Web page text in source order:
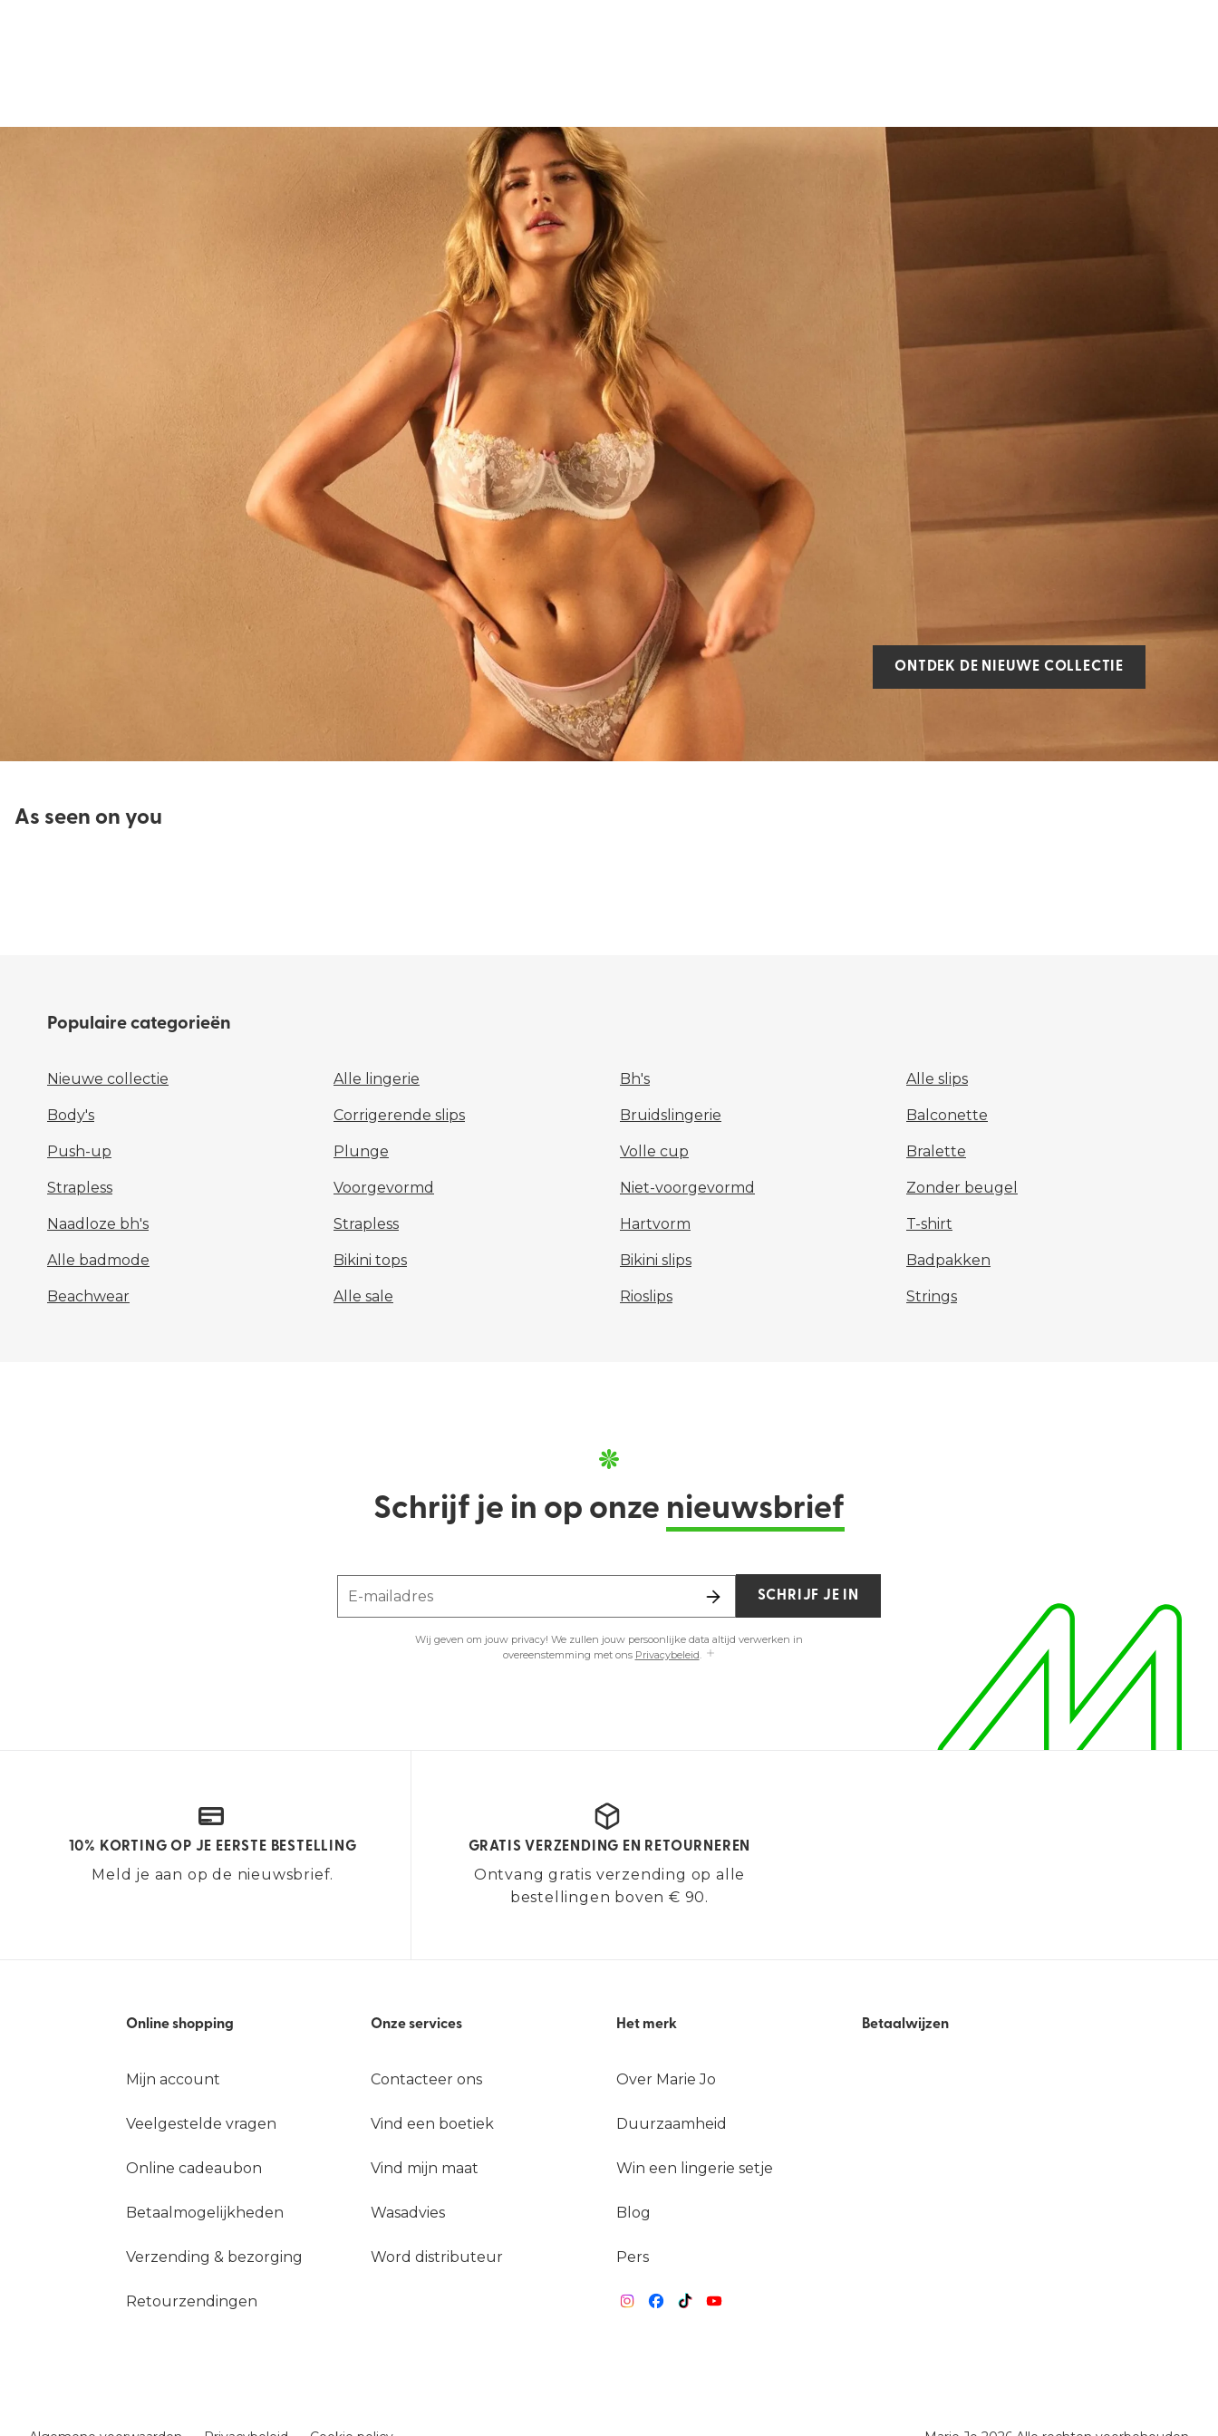
ONTDEK DE NIEUWE COLLECTIE
As seen on you
Populaire categorieën
Nieuwe collectie Alle lingerie Bh's Alle slips
Body's Corrigerende slips Bruidslingerie Balconette
Push-up Plunge Volle cup Bralette
Strapless Voorgevormd Niet-voorgevormd Zonder beugel
Naadloze bh's Strapless Hartvorm T-shirt
Alle badmode Bikini tops Bikini slips Badpakken
Beachwear Alle sale Rioslips Strings
Schrijf je in op onze nieuwsbrief
E-mailadres
Wij geven om jouw privacy! We zullen jouw persoonlijke data altijd verwerken in
overeenstemming met ons Privacybeleid.
SCHRIJF JE IN
10% KORTING OP JE EERSTE BESTELLING
Meld je aan op de nieuwsbrief.
GRATIS VERZENDING EN RETOURNEREN
Ontvang gratis verzending op alle
bestellingen boven € 90.
Online shopping
Mijn account
Veelgestelde vragen
Online cadeaubon
Betaalmogelijkheden
Verzending & bezorging
Retourzendingen
Onze services
Contacteer ons
Vind een boetiek
Vind mijn maat
Wasadvies
Word distributeur
Het merk
Over Marie Jo
Duurzaamheid
Win een lingerie setje
Blog
Pers
Betaalwijzen